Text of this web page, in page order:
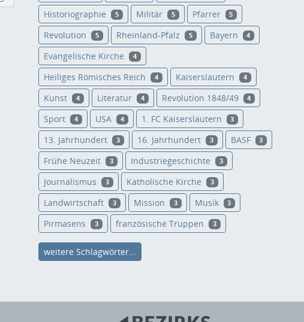
Historiographie 5 Militär 5 Pfarrer 5
Revolution 5 Rheinland-Pfalz 5 Bayern 4
Evangelische Kirche 4
Heiliges Römisches Reich 4 Kaiserslautern 4
Kunst 4 Literatur 4 Revolution 1848/49 4
Sport 4 USA 4 1. FC Kaiserslautern 3
13. Jahrhundert 3 16. Jahrhundert 3 BASF 3
Frühe Neuzeit 3 Industriegeschichte 3
Journalismus 3 Katholische Kirche 3
Landwirtschaft 3 Mission 3 Musik 3
Pirmasens 3 französische Truppen 3
weitere Schlagwörter...